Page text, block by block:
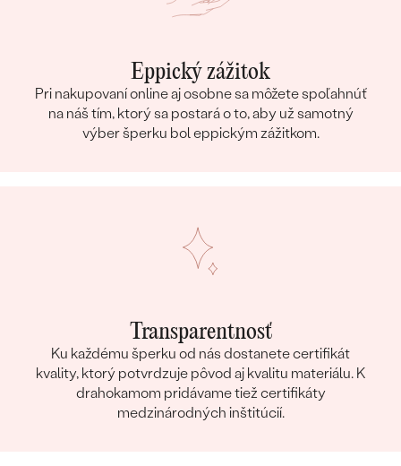
Eppický zážitok
Pri nakupovaní online aj osobne sa môžete spoľahnúť
na náš tím, ktorý sa postará o to, aby už samotný
výber šperku bol eppickým zážitkom.
Transparentnosť
Ku každému šperku od nás dostanete certifikát
kvality, ktorý potvrdzuje pôvod aj kvalitu materiálu. K
drahokamom pridávame tiež certifikáty
medzinárodných inštitúcií.